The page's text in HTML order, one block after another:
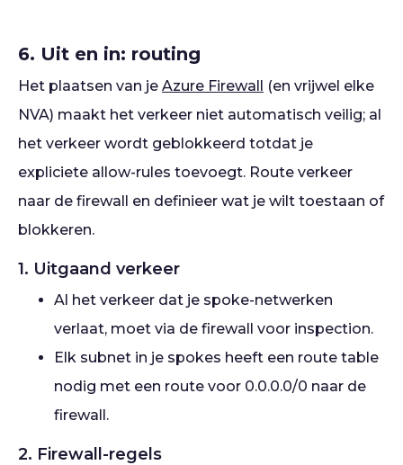
6. Uit en in: routing
Het plaatsen van je Azure Firewall (en vrijwel elke
NVA) maakt het verkeer niet automatisch veilig; al
het verkeer wordt geblokkeerd totdat je
expliciete allow-rules toevoegt. Route verkeer
naar de firewall en definieer wat je wilt toestaan of
blokkeren.
1. Uitgaand verkeer
Al het verkeer dat je spoke-netwerken
verlaat, moet via de firewall voor inspection.
Elk subnet in je spokes heeft een route table
nodig met een route voor 0.0.0.0/0 naar de
firewall.
2. Firewall-regels